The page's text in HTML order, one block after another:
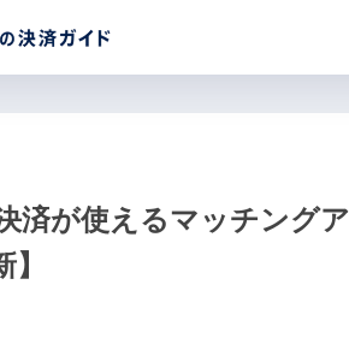
済が使えるマッチング